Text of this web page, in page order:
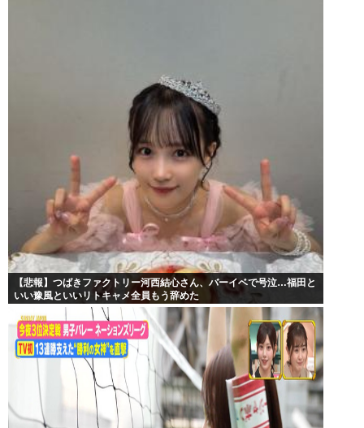
【悲報】つばきファクトリー河西結心さん、バーイベで号泣…福田と
いい豫風といいリトキャメ全員もう辞めた